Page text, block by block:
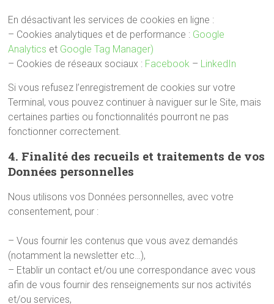
En désactivant les services de cookies en ligne :
– Cookies analytiques et de performance : Google
Analytics et Google Tag Manager)
– Cookies de réseaux sociaux : Facebook – LinkedIn
Si vous refusez l’enregistrement de cookies sur votre
Terminal, vous pouvez continuer à naviguer sur le Site, mais
certaines parties ou fonctionnalités pourront ne pas
fonctionner correctement.
4. Finalité des recueils et traitements de vos
Données personnelles
Nous utilisons vos Données personnelles, avec votre
consentement, pour :
– Vous fournir les contenus que vous avez demandés
(notamment la newsletter etc…),
– Etablir un contact et/ou une correspondance avec vous
afin de vous fournir des renseignements sur nos activités
et/ou services,